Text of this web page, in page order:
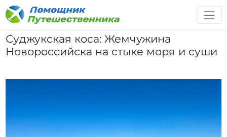
Суджукская коса: Жемчужина
Новороссийска на стыке моря и суши